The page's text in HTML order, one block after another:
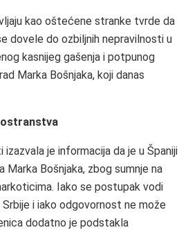
kao oštećene stranke tvrde da
dovele do ozbiljnih nepravilnosti u
kasnijeg gašenja i potpunog
Marka Bošnjaka, koji danas
izazvala je informacija da je u Španiji
Marka Bošnjaka, zbog sumnje na
Iako se postupak vodi
i iako odgovornost ne može
dodatno je podstakla